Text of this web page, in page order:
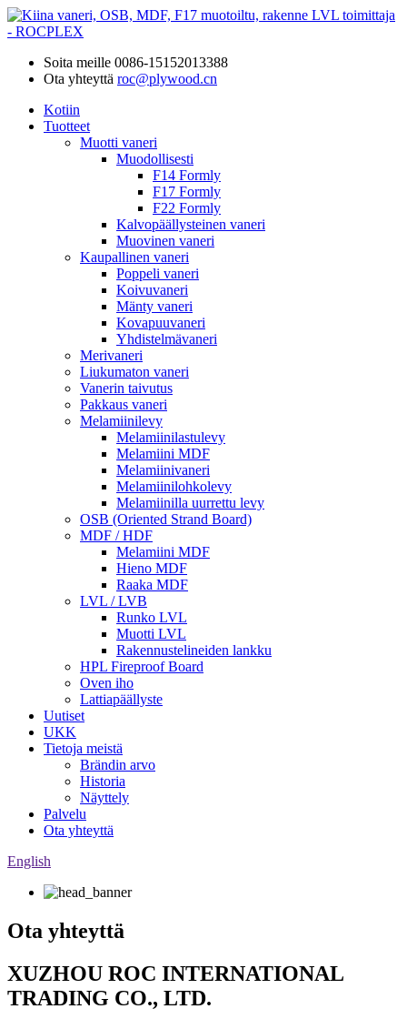
Soita meille 0086-15152013388
Ota yhteyttä roc@plywood.cn
Kotiin
Tuotteet
Muotti vaneri
Muodollisesti
F14 Formly
F17 Formly
F22 Formly
Kalvopäällysteinen vaneri
Muovinen vaneri
Kaupallinen vaneri
Poppeli vaneri
Koivuvaneri
Mänty vaneri
Kovapuuvaneri
Yhdistelmävaneri
Merivaneri
Liukumaton vaneri
Vanerin taivutus
Pakkaus vaneri
Melamiinilevy
Melamiinilastulevy
Melamiini MDF
Melamiinivaneri
Melamiinilohkolevy
Melamiinilla uurrettu levy
OSB (Oriented Strand Board)
MDF / HDF
Melamiini MDF
Hieno MDF
Raaka MDF
LVL / LVB
Runko LVL
Muotti LVL
Rakennustelineiden lankku
HPL Fireproof Board
Oven iho
Lattiapäällyste
Uutiset
UKK
Tietoja meistä
Brändin arvo
Historia
Näyttely
Palvelu
Ota yhteyttä
English
Ota yhteyttä
XUZHOU ROC INTERNATIONAL
TRADING CO., LTD.